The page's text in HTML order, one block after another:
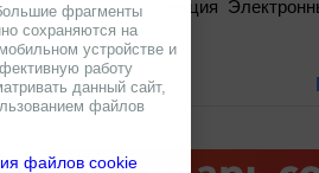
Электронная коллекция
фрагменты
сохраняются на
устройстве и
работу
данный сайт,
файлов
файлов cookie